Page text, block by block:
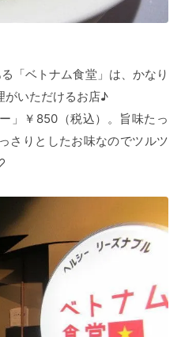
「ベトナム食堂」は、かなり
がいただけるお店♪
」￥850（税込）。旨味たっ
さりとしたお味なのでツルツ